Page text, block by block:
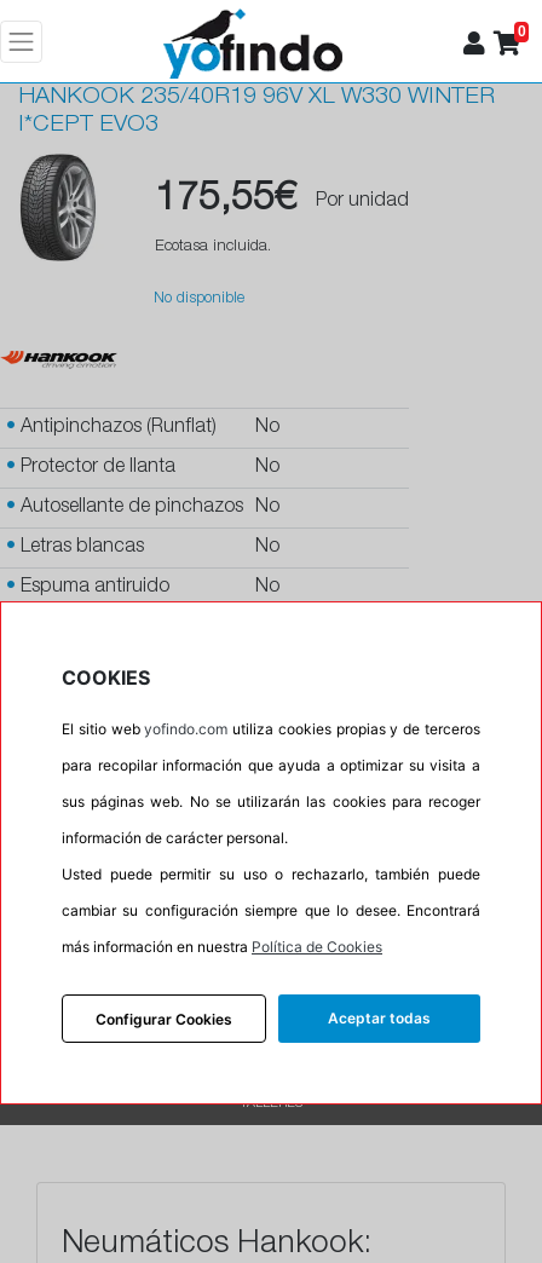
0
HANKOOK 235/40R19 96V XL W330 WINTER
I*CEPT EVO3
175,55€ Por unidad
Ecotasa incluida.
No disponible
• Antipinchazos (Runflat) No
• Protector de llanta No
• Autosellante de pinchazos No
• Letras blancas No
• Espuma antiruido No
Banda blanca
Oportunidad
Etiqueta energética Información Eprel
DESCRIPCIÓN
TALLERES
Neumáticos Hankook:
COOKIES
El sitio webyofindo.com utiliza cookies propias y de terceros
para recopilar información que ayuda a optimizar su visita a
sus páginas web. No se utilizarán las cookies para recoger
información de carácter personal.
Usted puede permitir su uso o rechazarlo, también puede
cambiar su configuración siempre que lo desee. Encontrará
más información en nuestra Política de Cookies
Configurar Cookies Aceptar todas